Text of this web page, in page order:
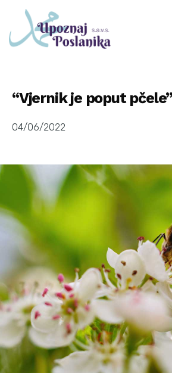
“Vjernik je poput pčele”
04/06/2022